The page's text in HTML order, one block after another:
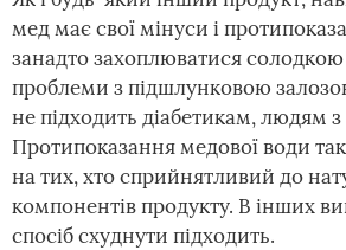
мед має свої мінуси і
занадто захоплюватися
проблеми з підшлунковою
не підходить діабетикам, людям
Протипоказання медової води
на тих, хто сприйнятливий до
компонентів продукту. В інших
спосіб схуднути підходить.